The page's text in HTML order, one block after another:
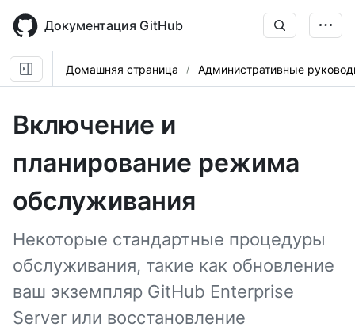
main
content
Документация GitHub
Домашняя страница Административные
Включение и
планирование режима
обслуживания
Некоторые стандартные процедуры
обслуживания, такие как обновление
ваш экземпляр GitHub Enterprise
Server или восстановление